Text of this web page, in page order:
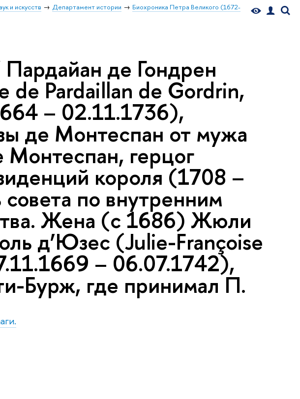
и искусств Департамент истории
Биохроника Петра Великого (1672-
де Гондрен
de Pardaillan de Gordrin,
– 02.11.1736),
де Монтеспан от мужа
герцог
короля (1708 –
по внутренним
Жена (с 1686) Жюли
д’Юзес (Julie-Françoise
– 06.07.1742),
Бурж, где принимал П.